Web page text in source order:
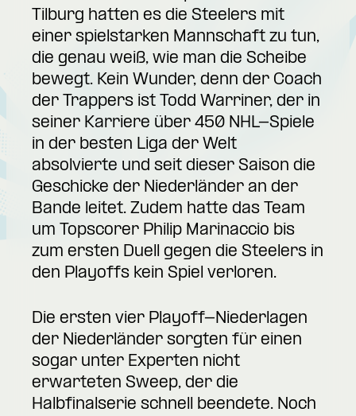
Tilburg hatten es die Steelers mit
einer spielstarken Mannschaft zu tun,
die genau weiß, wie man die Scheibe
bewegt. Kein Wunder, denn der Coach
der Trappers ist Todd Warriner, der in
seiner Karriere über 450 NHL-Spiele
in der besten Liga der Welt
absolvierte und seit dieser Saison die
Geschicke der Niederländer an der
Bande leitet. Zudem hatte das Team
um Topscorer Philip Marinaccio bis
zum ersten Duell gegen die Steelers in
den Playoffs kein Spiel verloren.
Die ersten vier Playoff-Niederlagen
der Niederländer sorgten für einen
sogar unter Experten nicht
erwarteten Sweep, der die
Halbfinalserie schnell beendete. Noch